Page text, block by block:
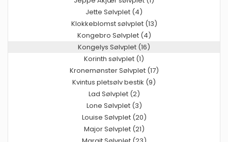
Jette Sølvplet (4)
Klokkeblomst sølvplet (13)
Kongebro Sølvplet (4)
Kongelys Sølvplet (16)
Korinth sølvplet (1)
Kronemønster Sølvplet (17)
Kvintus pletsølv bestik (9)
Lad Sølvplet (2)
Lone Sølvplet (3)
Louise Sølvplet (20)
Major Sølvplet (21)